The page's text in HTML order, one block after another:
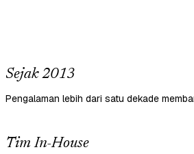
Sejak 2013
Pengalaman lebih dari satu dekade
Tim In-House